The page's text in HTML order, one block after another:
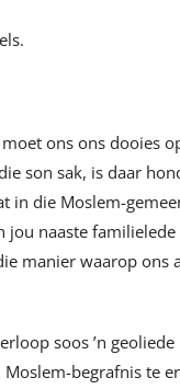
ons ons dooies
son sak, is daar
in die Moslem-
jou naaste
manier waarop ons
soos ’n geoliede
begrafnis te